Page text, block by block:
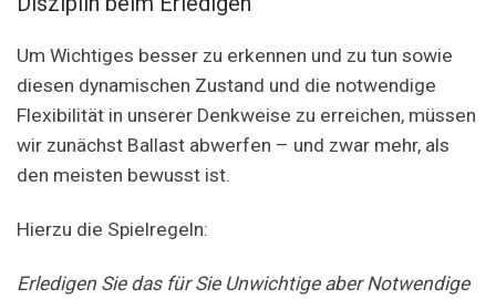
Um Wichtiges besser zu erkennen und zu tun sowie
diesen dynamischen Zustand und die notwendige
Flexibilität in unserer Denkweise zu erreichen, müssen
wir zunächst Ballast abwerfen – und zwar mehr, als
den meisten bewusst ist.
Hierzu die Spielregeln:
Erledigen Sie das für Sie Unwichtige aber Notwendige